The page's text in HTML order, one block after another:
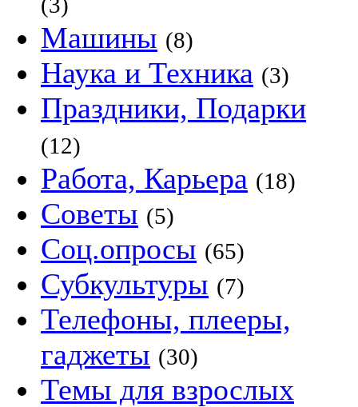
Машины (8)
Наука и Техника (3)
Праздники, Подарки
(12)
Работа, Карьера (18)
Советы (5)
Соц.опросы (65)
Субкультуры (7)
Телефоны, плееры,
гаджеты (30)
Темы для взрослых